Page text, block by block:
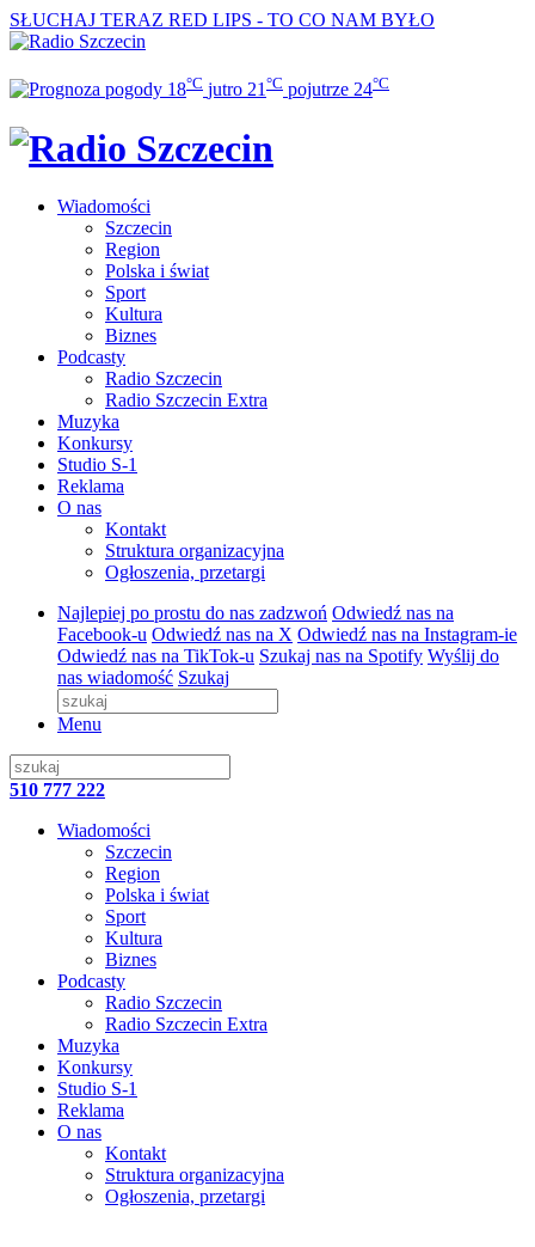
SŁUCHAJ TERAZ RED LIPS - TO CO NAM BYŁO
18°C jutro 21 °C pojutrze 24°C
Wiadomości
Szczecin
Region
Polska i świat
Sport
Kultura
Biznes
Podcasty
Radio Szczecin
Radio Szczecin Extra
Muzyka
Konkursy
Studio S-1
Reklama
O nas
Kontakt
Struktura organizacyjna
Ogłoszenia, przetargi
Najlepiej po prostu do nas zadzwoń Odwiedź nas na
Facebook-u Odwiedź nas na X Odwiedź nas na Instagram-ie
Odwiedź nas na TikTok-u Szukaj nas na Spotify Wyślij do
nas wiadomość Szukaj
Menu
510 777 222
Wiadomości
Szczecin
Region
Polska i świat
Sport
Kultura
Biznes
Podcasty
Radio Szczecin
Radio Szczecin Extra
Muzyka
Konkursy
Studio S-1
Reklama
O nas
Kontakt
Struktura organizacyjna
Ogłoszenia, przetargi